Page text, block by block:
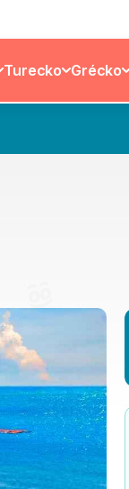
Turecko Grécko